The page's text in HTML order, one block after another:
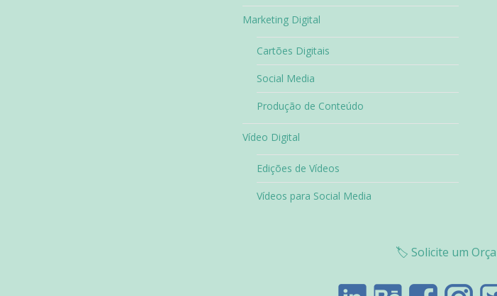
Marketing Digital
Cartões Digitais
Social Media
Produção de Conteúdo
Vídeo Digital
Edições de Vídeos
Vídeos para Social Media
🏷️ Solicite um